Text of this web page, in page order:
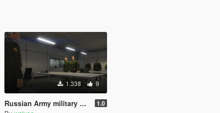
1.338 9
Russian Army military Base(Menyoo) 1.0